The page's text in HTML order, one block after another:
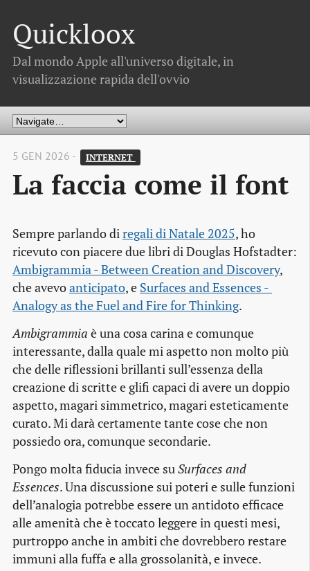
Quickloox
Dal mondo Apple all'universo digitale, in
visualizzazione rapida dell'ovvio
5 GEN 2026 - INTERNET
La faccia come il font
Sempre parlando diregali di Natale 2025, ho
ricevuto con piacere due libri di Douglas Hofstadter:
Ambigrammia - Between Creation and Discovery,
che avevoanticipato, e Surfaces and Essences -
Analogy as the Fuel and Fire for Thinking.
Ambigrammia è una cosa carina e comunque
interessante, dalla quale mi aspetto non molto più
che delle riflessioni brillanti sull’essenza della
creazione di scritte e glifi capaci di avere un doppio
aspetto, magari simmetrico, magari esteticamente
curato. Mi darà certamente tante cose che non
possiedo ora, comunque secondarie.
Pongo molta fiducia invece suSurfaces and
Essences. Una discussione sui poteri e sulle funzioni
dell’analogia potrebbe essere un antidoto efficace
alle amenità che è toccato leggere in questi mesi,
purtroppo anche in ambiti che dovrebbero restare
immuni alla fuffa e alla grossolanità, e invece.